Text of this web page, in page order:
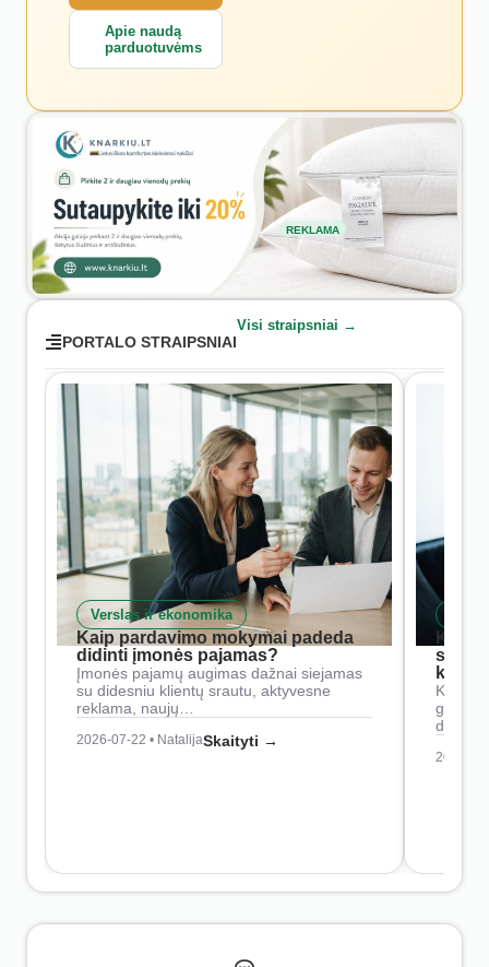
Apie naudą
parduotuvėms
REKLAMA
PORTALO STRAIPSNIAI
Visi straipsniai →
Verslas ir ekonomika
Kaip pardavimo mokymai padeda
didinti įmonės pajamas?
Įmonės pajamų augimas dažnai siejamas
su didesniu klientų srautu, aktyvesne
reklama, naujų…
2026-07-22 • NatalijaSkaityti →
Kaip
2026-